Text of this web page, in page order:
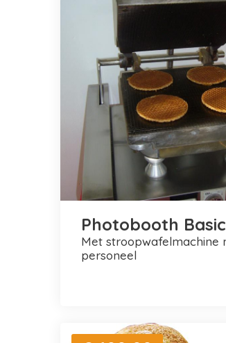
Photobooth Basic
met stroopwafelmachine met
personeel